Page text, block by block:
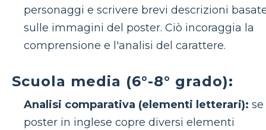
personaggi e scrivere brevi descrizioni
sulle immagini del poster. Ciò incoraggia la
comprensione e l'analisi del carattere.
Scuola media (6°-8° grado):
Analisi comparativa (elementi letterari):
poster in inglese copre diversi elementi